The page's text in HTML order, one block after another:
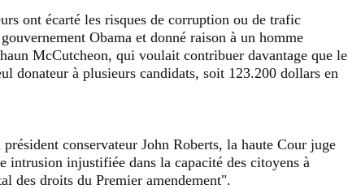
ont écarté les risques de corruption ou de trafic
Obama et donné raison à un homme
McCutcheon, qui voulait contribuer davantage que le
donateur à plusieurs candidats, soit 123.200 dollars en
conservateur John Roberts, la haute Cour juge
intrusion injustifiée dans la capacité des citoyens à
des droits du Premier amendement".